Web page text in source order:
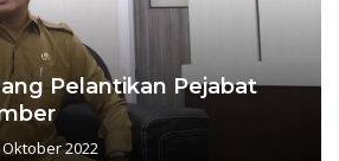
Pelantikan Pejabat
Oktober 2022